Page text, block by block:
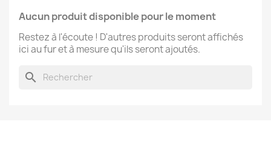
Aucun produit disponible pour le moment
Restez à l'écoute ! D'autres produits seront affichés
ici au fur et à mesure qu'ils seront ajoutés.
search